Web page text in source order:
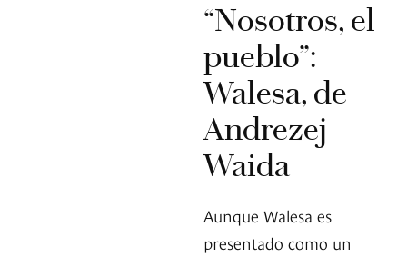
“Nosotros, el
pueblo”:
Walesa, de
Andrezej
Waida
Aunque Walesa es
presentado como un